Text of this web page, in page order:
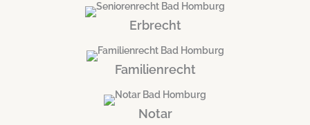
Erbrecht
Familienrecht
Notar